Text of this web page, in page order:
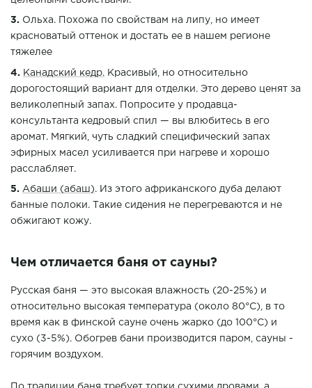
Ольха. Похожа по свойствам на липу, но имеет
красноватый оттенок и достать ее в нашем регионе
тяжелее
Канадский кедр. Красивый, но относительно
дорогостоящий вариант для отделки. Это дерево ценят за
великолепный запах. Попросите у продавца-
консультанта кедровый спил — вы влюбитесь в его
аромат. Мягкий, чуть сладкий специфический запах
эфирных масел усиливается при нагреве и хорошо
расслабляет.
Абаши (абаш). Из этого африканского дуба делают
банные полоки. Такие сидения не перегреваются и не
обжигают кожу.
Чем отличается баня от сауны?
Русская баня — это высокая влажность (20-25%) и
относительно высокая температура (около 80°C), в то
время как в финской сауне очень жарко (до 100°C) и
сухо (3-5%). Обогрев бани производится паром, сауны -
горячим воздухом.